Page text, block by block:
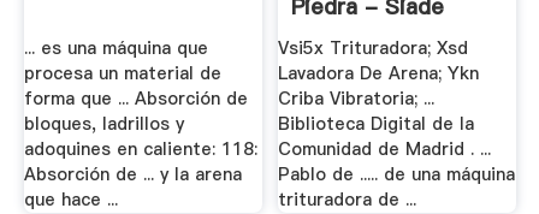
... es una máquina que
procesa un material de
forma que ... Absorción de
bloques, ladrillos y
adoquines en caliente: 118:
Absorción de ... y la arena
que hace ...
Piedra - Siade
Vsi5x Trituradora; Xsd
Lavadora De Arena; Ykn
Criba Vibratoria; ...
Biblioteca Digital de la
Comunidad de Madrid . ...
Pablo de ..... de una máquina
trituradora de ...